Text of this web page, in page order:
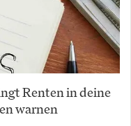
Renten in deine
warnen